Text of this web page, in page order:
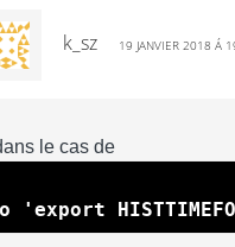
k_sz 19 JANVIER 2018 Á
le cas de
'export